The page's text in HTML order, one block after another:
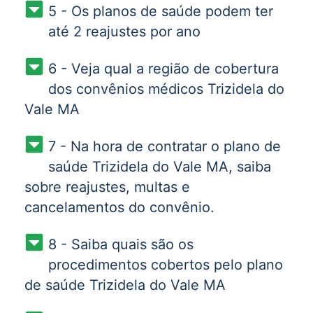
5 - Os planos de saúde podem ter
até 2 reajustes por ano
6 - Veja qual a região de cobertura
dos convênios médicos Trizidela do
Vale MA
7 - Na hora de contratar o plano de
saúde Trizidela do Vale MA, saiba
sobre reajustes, multas e
cancelamentos do convênio.
8 - Saiba quais são os
procedimentos cobertos pelo plano
de saúde Trizidela do Vale MA